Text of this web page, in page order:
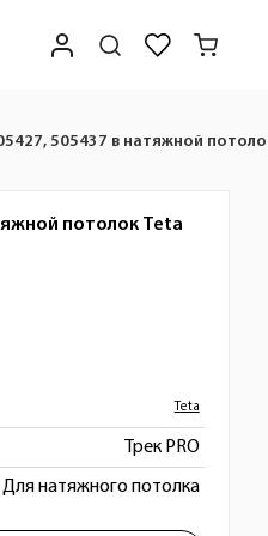
505437 в натяжной
потолок Teta
Teta
Трек PRO
натяжного потолка